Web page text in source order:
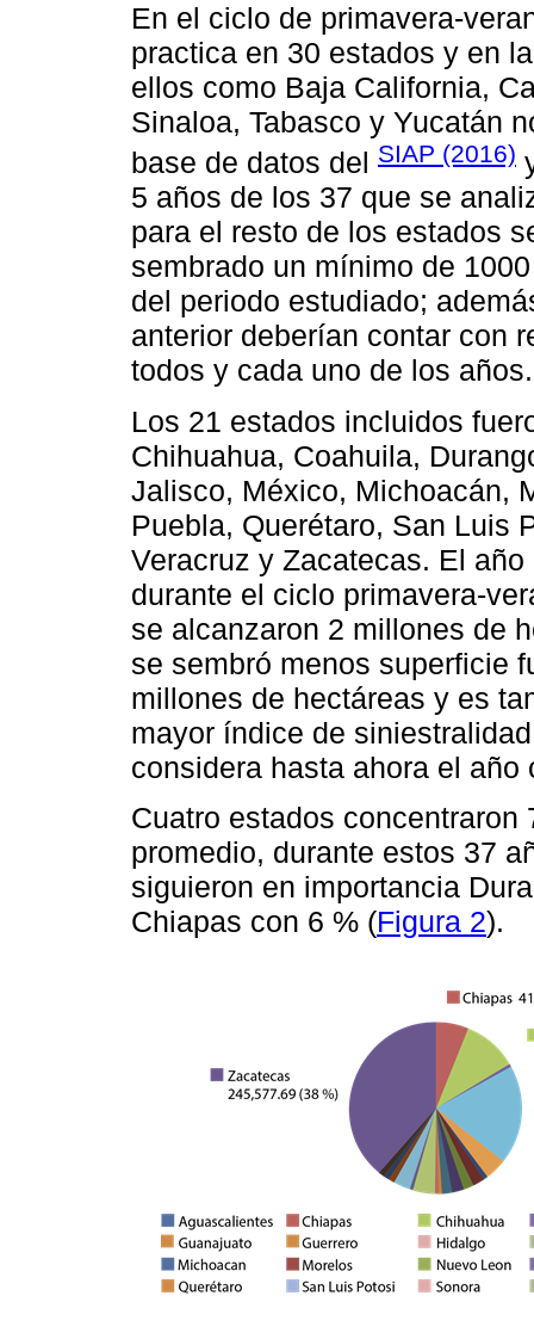
En el ciclo de primavera-
practica en 30 estados y en
ellos como Baja California,
Sinaloa, Tabasco y Yucatán
base de datos del SIAP (2016)
5 años de los 37 que se
para el resto de los estados
sembrado un mínimo de
del periodo estudiado;
anterior deberían contar con
todos y cada uno de los años.
Los 21 estados incluidos
Chihuahua, Coahuila,
Jalisco, México, Michoacán,
Puebla, Querétaro, San Luis
Veracruz y Zacatecas. El
durante el ciclo primavera-
se alcanzaron 2 millones de
se sembró menos superficie
millones de hectáreas y es
mayor índice de
considera hasta ahora el
Cuatro estados
promedio, durante estos 37
siguieron en importancia
Chiapas con 6 % (Figura 2).